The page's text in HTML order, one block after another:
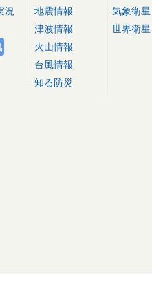
況
地震情報
津波情報
火山情報
台風情報
知る防災
気象衛星
世界衛星